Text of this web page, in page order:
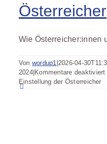
Österreicher
Wie Österreicher:innen
Von wordup1 2026-04-
2024| Kommentare deaktiviert
Einstellung der Österreicher